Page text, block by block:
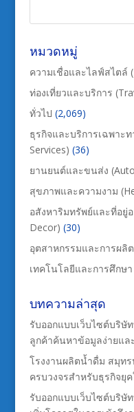
หมวดหมู่
ความเชื่อและไลฟ์สไตล์
ท่องเที่ยวและบริการ
ทั่วไป (2,069)
ธุรกิจและบริการเฉพาะ
Services) (36)
ยานยนต์และขนส่ง
สุขภาพและความงาม
อสังหาริมทรัพย์และที่อยู่
Decor) (30)
อุตสาหกรรมและการผลิ
เทคโนโลยีและการศึกษ
บทความล่าสุด
รับออกแบบเว็บไซต์บริษั
ลูกค้าค้นหาข้อมูลง่ายแล
โรงงานผลิตน้ำดื่ม สมุท
ครบวงจรสำหรับธุรกิจยุ
รับออกแบบเว็บไซต์บริษั